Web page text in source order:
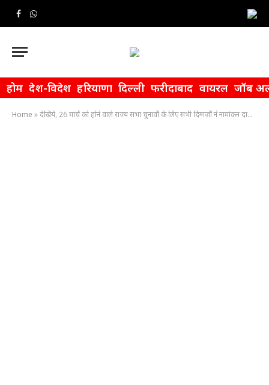
Facebook
WhatsApp
होम देश-विदेश हरियाणा दिल्ली फरीदाबाद वायरल जॉब
Home »देखिये, 26 मार्च को होने वाले राज्‍य सभा चुनावों के लिए सभी दिग्‍गजों ने नामांकन दाखिल कर दी है